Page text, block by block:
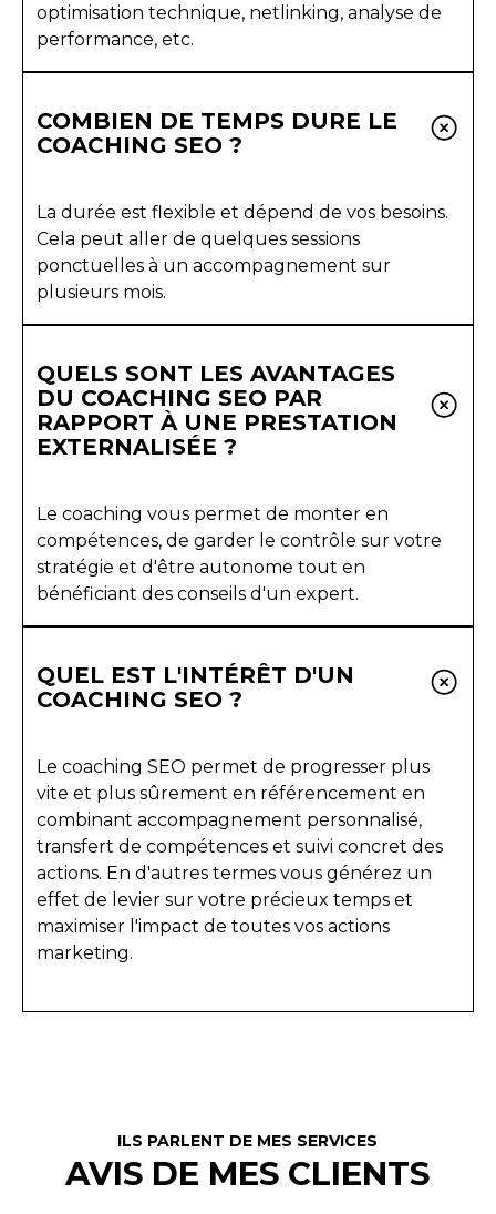
optimisation technique, netlinking, analyse de
performance, etc.
COMBIEN DE TEMPS DURE LE
COACHING SEO ?
La durée est flexible et dépend de vos besoins.
Cela peut aller de quelques sessions
ponctuelles à un accompagnement sur
plusieurs mois.
QUELS SONT LES AVANTAGES
DU COACHING SEO PAR
RAPPORT À UNE PRESTATION
EXTERNALISÉE ?
Le coaching vous permet de monter en
compétences, de garder le contrôle sur votre
stratégie et d'être autonome tout en
bénéficiant des conseils d'un expert.
QUEL EST L'INTÉRÊT D'UN
COACHING SEO ?
Le coaching SEO permet de progresser plus
vite et plus sûrement en référencement en
combinant accompagnement personnalisé,
transfert de compétences et suivi concret des
actions. En d'autres termes vous générez un
effet de levier sur votre précieux temps et
maximiser l'impact de toutes vos actions
marketing.
ILS PARLENT DE MES SERVICES
AVIS DE MES CLIENTS